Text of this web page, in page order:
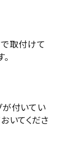
取付けて
が付いてい
いてくださ